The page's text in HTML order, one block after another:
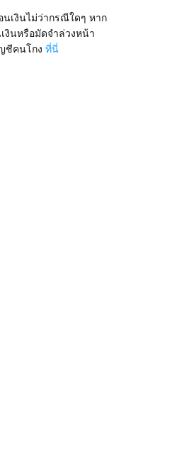
นเงินไม่ว่ากรณีใดๆ หาก
งินหรือมัดจำล่วงหน้า
ชีคนโกง ที่นี่